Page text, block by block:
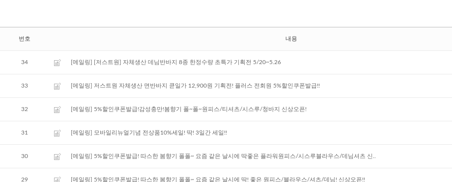
번호 내용
34 [메일링] [저스트원] 자체생산 데님반바지 8종 한정수량 초특가 기획전 5/20~5.26
33 [메일링] 저스트원 자체생산 면반바지 큔일가 12,900원 기획전! 플러스 전회원 5%할인쿠폰발급!!
32 [메일링] 5%할인쿠폰발급!감성충만!봄향기 폴~폴~원피스/티셔츠/시스루/청바지 신상오픈!
31 [메일링] 모바일리뉴얼기념 전상품10%세일! 딱! 3일간 세일!!
30 [메일링] 5%할인쿠폰발급! 따스한 봄향기 폴폴~ 요즘 같은 날시에 딱좋은 플라워원피스/시스루블라우스/데님셔츠 신..
29 [메일링] 5%할인쿠폰발급! 따스한 봄향기 폴폴~ 요즘 같은 날시에 딱! 좋은 원피스/블라우스/셔츠/데님! 신상오픈!!